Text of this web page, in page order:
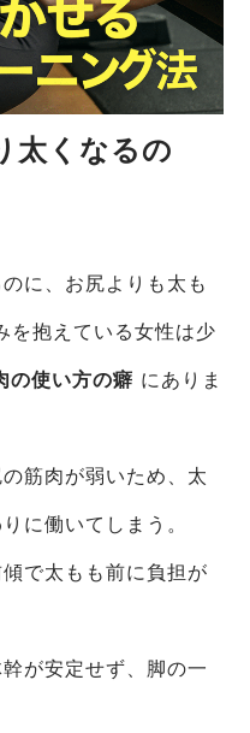
太くなるの
に、お尻よりも太も
を抱えている女性は少
の使い方の癖 にありま
の筋肉が弱いため、太
に働いてしまう。
傾で太もも前に負担が
が安定せず、脚の一